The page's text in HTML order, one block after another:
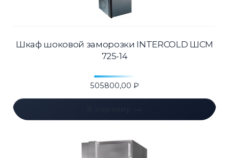
Шкаф шоковой заморозки INTERCOLD ШСМ
725-14
505800,00 ₽